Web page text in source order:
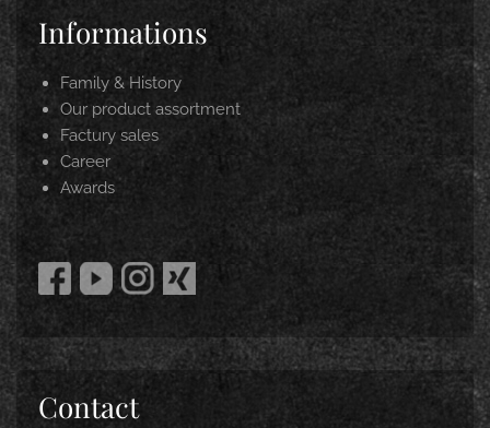
Informations
Family & History
Our product assortment
Factury sales
Career
Awards
Contact